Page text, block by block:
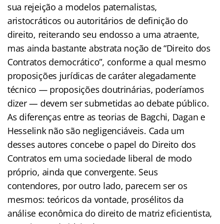
sua rejeição a modelos paternalistas,
aristocráticos ou autoritários de definição do
direito, reiterando seu endosso a uma atraente,
mas ainda bastante abstrata noção de “Direito dos
Contratos democrático”, conforme a qual mesmo
proposições jurídicas de caráter alegadamente
técnico — proposições doutrinárias, poderíamos
dizer — devem ser submetidas ao debate público.
As diferenças entre as teorias de Bagchi, Dagan e
Hesselink não são negligenciáveis. Cada um
desses autores concebe o papel do Direito dos
Contratos em uma sociedade liberal de modo
próprio, ainda que convergente. Seus
contendores, por outro lado, parecem ser os
mesmos: teóricos da vontade, prosélitos da
análise econômica do direito de matriz eficientista,